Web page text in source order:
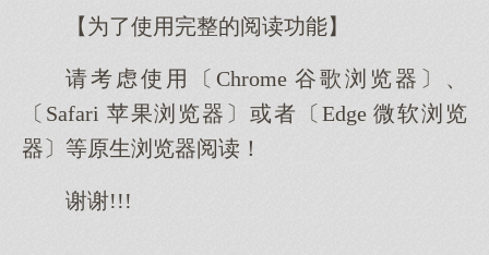
【为了使用完整的阅读功能】
请考虑使用〔Chrome 谷歌浏览器〕、
〔Safari 苹果浏览器〕或者〔Edge 微软浏览
器〕等原生浏览器阅读！
谢谢!!!